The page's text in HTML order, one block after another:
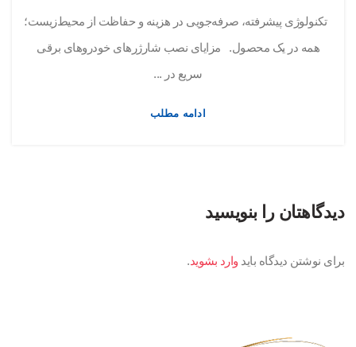
تکنولوژی پیشرفته، صرفه‌جویی در هزینه و حفاظت از محیط‌زیست؛
همه در یک محصول. مزایای نصب شارژرهای خودروهای برقی
سریع در ...
ادامه مطلب
دیدگاهتان را بنویسید
برای نوشتن دیدگاه باید وارد بشوید.